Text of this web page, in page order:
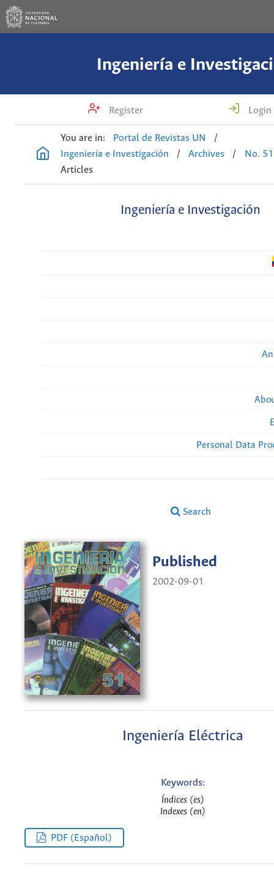
Ingeniería e
Register Login
You are in: Portal de Revistas UN
/
Ingeniería e Investigación
/ Archives /
No.
Articles
Ingeniería e Investigación
Personal Data
Search
Published
2002-09-01
Ingeniería Eléctrica
Keywords:
Índices (es)
Indexes (en)
PDF (Español)